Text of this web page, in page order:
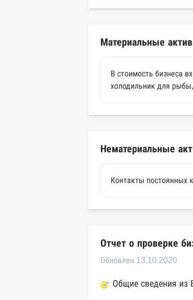
Материальные
В стоимость бизнеса
холодильник для
Нематериальные
Контакты постоянных
Отчет о проверке
Обновлен 13.10.2020
Общие сведения